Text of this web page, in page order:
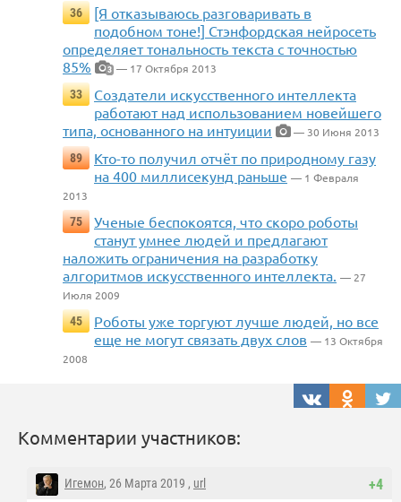
36
[Я отказываюсь разговаривать в
подобном тоне!] Стэнфордская нейросеть
определяет тональность текста с точностью
85%
3 — 17 Октября 2013
33
Создатели искусственного интеллекта
работают над использованием новейшего
типа, основанного на интуиции
— 30 Июня 2013
89
Кто-то получил отчёт по природному газу
на 400 миллисекунд раньше — 1 Февраля
2013
75
Ученые беспокоятся, что скоро роботы
станут умнее людей и предлагают
наложить ограничения на разработку
алгоритмов искусственного интеллекта. — 27
Июля 2009
45
Роботы уже торгуют лучше людей, но все
еще не могут связать двух слов — 13 Октября
2008
Комментарии участников:
+4
Игемон, 26 Марта 2019 , url